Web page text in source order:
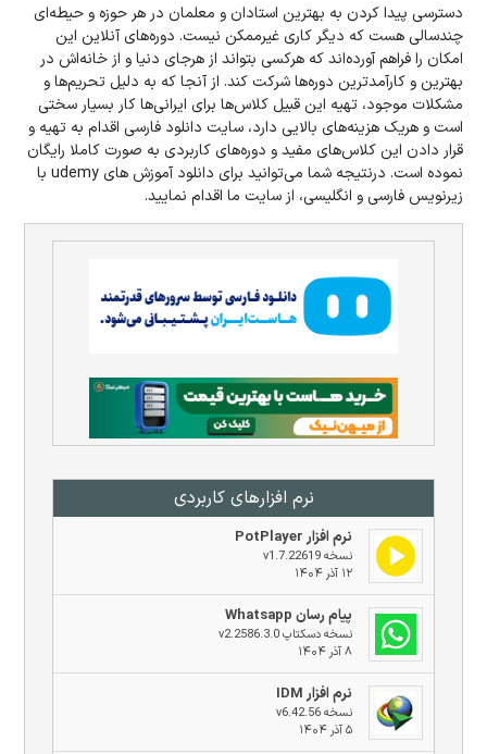
نرم افزار‌های کاربردی
نرم افزار PotPlayer
نسخه v1.7.22619
۱۲ آذر ۱۴۰۴
پیام رسان Whatsapp
نسخه دسکتاپ v2.2586.3.0
۸ آذر ۱۴۰۴
نرم افزار IDM
نسخه v6.42.56
۵ آذر ۱۴۰۴
دسترسی پیدا کردن به بهترین استادان و معلمان در هر حوزه و حیطه‌ای
چندسالی هست که دیگر کاری غیرممکن نیست. دوره‌های آنلاین این
امکان را فراهم آورده‌اند که هرکسی بتواند از هرجای دنیا و از خانه‌اش در
بهترین و کارآمدترین دوره‌ها شرکت کند. از آنجا که به دلیل تحریم‌ها و
مشکلات موجود، تهیه این قبیل کلاس‌ها برای ایرانی‌ها کار بسیار سختی
است و هریک هزینه‌های بالایی دارد، سایت دانلود فارسی اقدام به تهیه و
قرار دادن این کلاس‌های مفید و دوره‌های کاربردی به صورت کاملا رایگان
نموده است. درنتیجه شما می‌توانید برای دانلود آموزش های udemy با
زیرنویس فارسی و انگلیسی، از سایت ما اقدام نمایید.